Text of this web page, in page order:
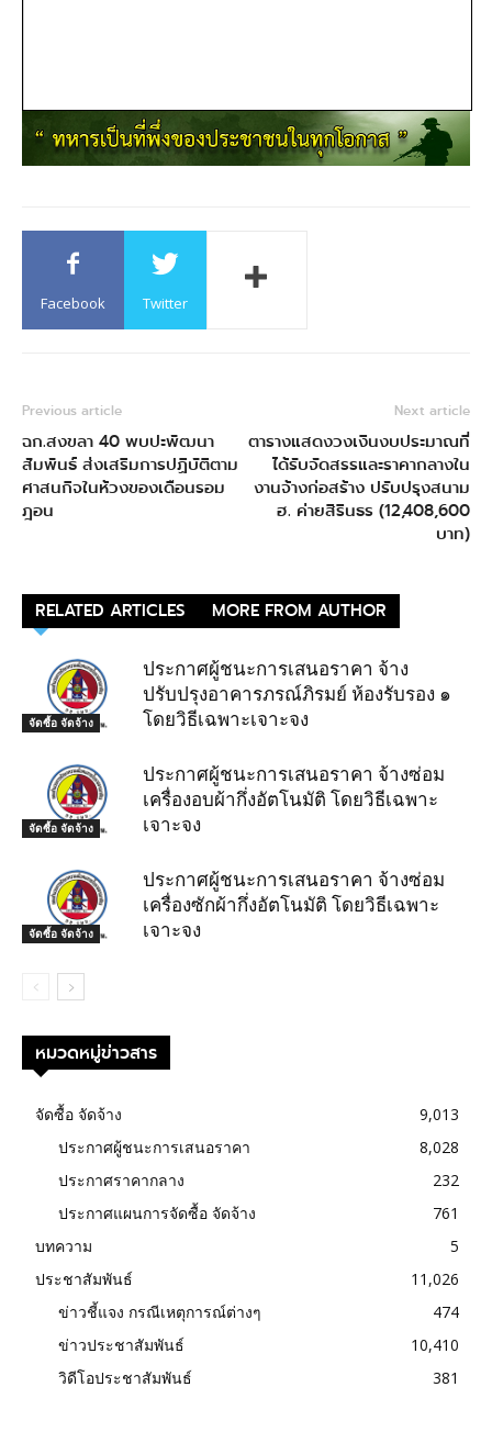
Facebook Twitter
Previous article
ฉก.สงขลา 40 พบปะพัฒนา
สัมพันธ์ ส่งเสริมการปฏิบัติตาม
ศาสนกิจในห้วงของเดือนรอม
ฎอน
Next article
ตารางแสดงวงเงินงบประมาณที่
ได้รับจัดสรรและราคากลางใน
งานจ้างก่อสร้าง ปรับปรุงสนาม
ฮ. ค่ายสิรินธร (12,408,600
บาท)
RELATED ARTICLES MORE FROM AUTHOR
จัดซื้อ จัดจ้าง
ประกาศผู้ชนะการเสนอราคา จ้าง
ปรับปรุงอาคารภรณ์ภิรมย์ ห้องรับรอง ๑
โดยวิธีเฉพาะเจาะจง
จัดซื้อ จัดจ้าง
ประกาศผู้ชนะการเสนอราคา จ้างซ่อม
เครื่องอบผ้ากึ่งอัตโนมัติ โดยวิธีเฉพาะ
เจาะจง
จัดซื้อ จัดจ้าง
ประกาศผู้ชนะการเสนอราคา จ้างซ่อม
เครื่องซักผ้ากึ่งอัตโนมัติ โดยวิธีเฉพาะ
เจาะจง
หมวดหมู่ข่าวสาร
จัดซื้อ จัดจ้าง
9,013
ประกาศผู้ชนะการเสนอราคา
8,028
ประกาศราคากลาง
232
ประกาศแผนการจัดซื้อ จัดจ้าง
761
บทความ
5
ประชาสัมพันธ์
11,026
ข่าวชี้แจง กรณีเหตุการณ์ต่างๆ
474
ข่าวประชาสัมพันธ์
10,410
วิดีโอประชาสัมพันธ์
381